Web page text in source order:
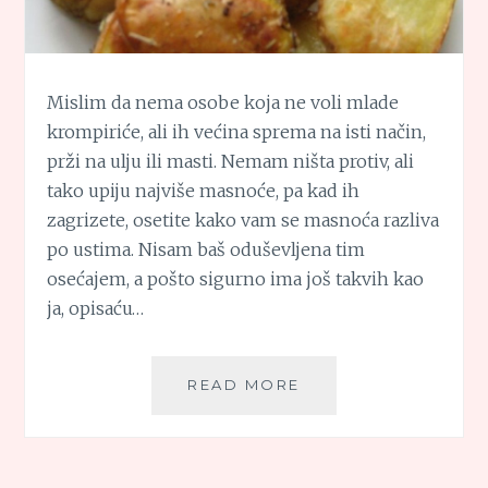
Mislim da nema osobe koja ne voli mlade
krompiriće, ali ih većina sprema na isti način,
prži na ulju ili masti. Nemam ništa protiv, ali
tako upiju najviše masnoće, pa kad ih
zagrizete, osetite kako vam se masnoća razliva
po ustima. Nisam baš oduševljena tim
osećajem, a pošto sigurno ima još takvih kao
ja, opisaću…
READ MORE